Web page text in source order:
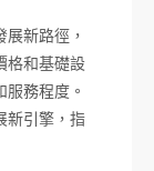
新路徑，
格和基礎設
務程度。
新引擎，指